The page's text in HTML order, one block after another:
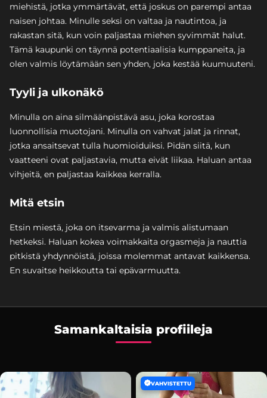
miehistä, jotka ymmärtävät, että joskus on parempi antaa
naisen johtaa. Minulle seksi on valtaa ja nautintoa, ja
rakastan sitä, kun voin paljastaa miehen syvimmät halut.
Tämä kaupunki on täynnä potentiaalisia kumppaneita, ja
olen valmis löytämään sen yhden, joka kestää kuumuuteni.
Tyyli ja ulkonäkö
Minulla on aina silmäänpistävä asu, joka korostaa
luonnollisia muotojani. Minulla on vahvat jalat ja rinnat,
jotka ansaitsevat tulla huomioiduiksi. Pidän siitä, kun
vaatteeni ovat paljastavia, mutta eivät liikaa. Haluan antaa
vihjeitä, en paljastaa kaikkea kerralla.
Mitä etsin
Etsin miestä, joka on itsevarma ja valmis alistumaan
hetkeksi. Haluan kokea voimakkaita orgasmeja ja nauttia
pitkistä yhdynnöistä, joissa molemmat antavat kaikkensa.
En suvaitse heikkoutta tai epävarmuutta.
Samankaltaisia profiileja
VAHVISTETTU